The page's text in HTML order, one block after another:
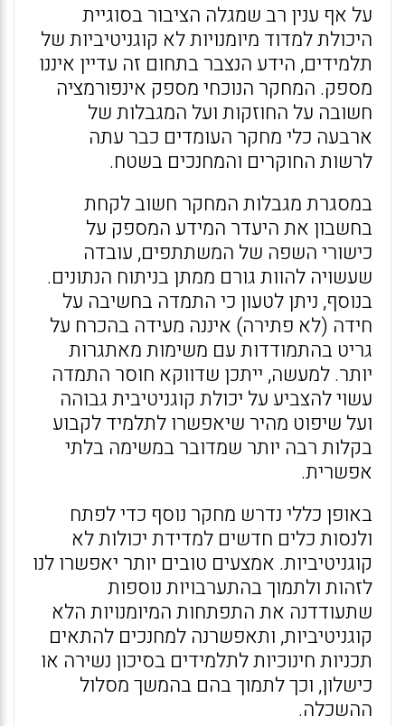
על אף ענין רב שמגלה הציבור בסוגיית
היכולת למדוד מיומנויות לא קוגניטיביות של
תלמידים, הידע הנצבר בתחום זה עדיין איננו
מספק. המחקר הנוכחי מספק אינפורמציה
חשובה על החוזקות ועל המגבלות של
ארבעה כלי מחקר העומדים כבר עתה
לרשות החוקרים והמחנכים בשטח.
במסגרת מגבלות המחקר חשוב לקחת
בחשבון את היעדר המידע המספק על
כישורי השפה של המשתתפים, עובדה
שעשויה להוות גורם ממתן בניתוח הנתונים.
בנוסף, ניתן לטעון כי התמדה בחשיבה על
חידה (לא פתירה) איננה מעידה בהכרח על
גריט בהתמודדות עם משימות מאתגרות
יותר. למעשה, ייתכן שדווקא חוסר התמדה
עשוי להצביע על יכולת קוגניטיבית גבוהה
ועל שיפוט מהיר שיאפשרו לתלמיד לקבוע
בקלות רבה יותר שמדובר במשימה בלתי
אפשרית.
באופן כללי נדרש מחקר נוסף כדי לפתח
ולנסות כלים חדשים למדידת יכולות לא
קוגניטיביות. אמצעים טובים יותר יאפשרו לנו
לזהות ולתמוך בהתערבויות נוספות
שתעודדנה את התפתחות המיומנויות הלא
קוגניטיביות, ותאפשרנה למחנכים להתאים
תכניות חינוכיות לתלמידים בסיכון נשירה או
כישלון, וכך לתמוך בהם בהמשך מסלול
ההשכלה.